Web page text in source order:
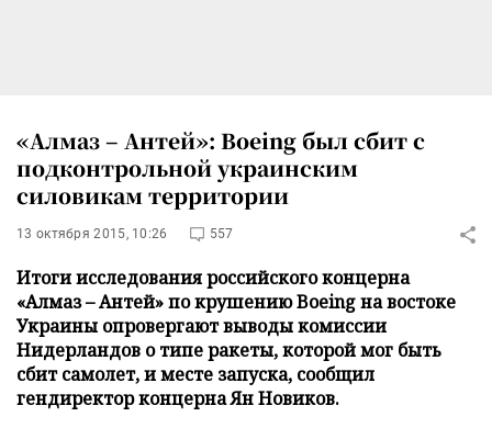
«Алмаз – Антей»: Boeing был сбит с
подконтрольной украинским
силовикам территории
13 октября 2015, 10:26 557
Итоги исследования российского концерна
«Алмаз – Антей» по крушению Boeing на востоке
Украины опровергают выводы комиссии
Нидерландов о типе ракеты, которой мог быть
сбит самолет, и месте запуска, сообщил
гендиректор концерна Ян Новиков.